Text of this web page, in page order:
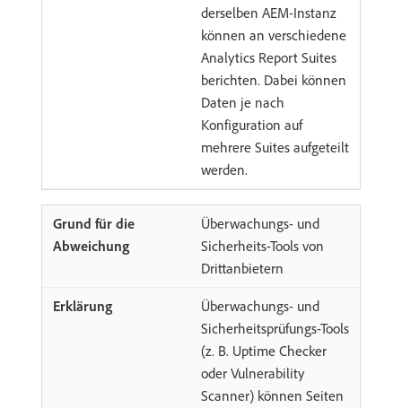
derselben AEM-Instanz
können an verschiedene
Analytics Report Suites
berichten. Dabei können
Daten je nach
Konfiguration auf
mehrere Suites aufgeteilt
werden.
Überwachungs- und
Sicherheits-Tools von
Drittanbietern
Überwachungs- und
Sicherheitsprüfungs-Tools
(z. B. Uptime Checker
oder Vulnerability
Scanner) können Seiten